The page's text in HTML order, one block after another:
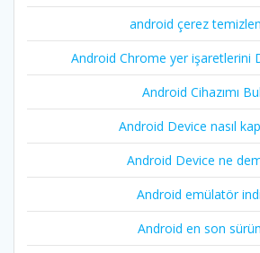
android çerez
Android Chrome yer işaretlerini
Android Cihazımı Bul
Android Device nasıl
Android Device ne
Android emülatör
Android en son